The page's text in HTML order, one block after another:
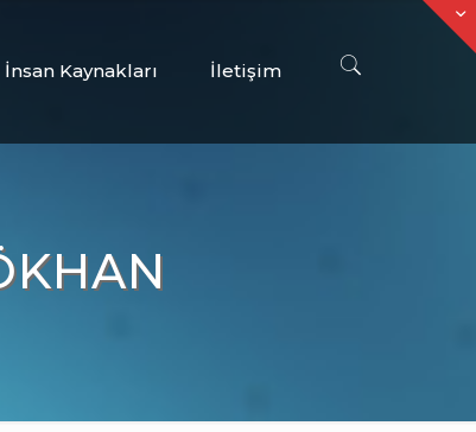
İnsan Kaynakları İletişim